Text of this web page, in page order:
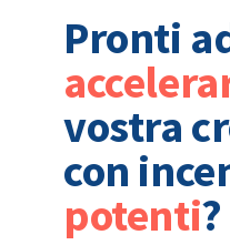
Pronti
vostra
con
potenti?